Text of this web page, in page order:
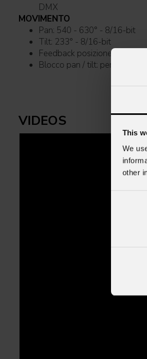
This
We
other
DMX
MOVIMENTO
Pan: 540 - 630° - 8/16-bit
Tilt: 233° - 8/16-bit
Blocco pan / tilt:
VIDEOS